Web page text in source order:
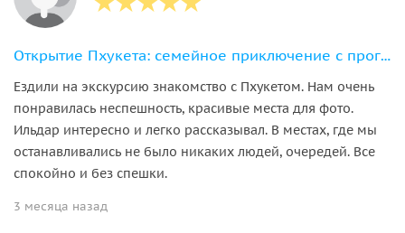
Открытие Пхукета: семейное приключение с прогулкой со слонами
Ездили на экскурсию знакомство с Пхукетом. Нам очень
понравилась неспешность, красивые места для фото.
Ильдар интересно и легко рассказывал. В местах, где мы
останавливались не было никаких людей, очередей. Все
спокойно и без спешки.
3 месяца назад